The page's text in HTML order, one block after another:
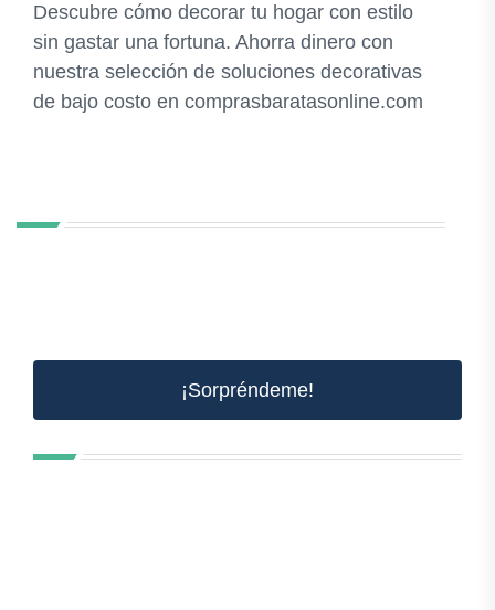
Descubre cómo decorar tu hogar con estilo
sin gastar una fortuna. Ahorra dinero con
nuestra selección de soluciones decorativas
de bajo costo en comprasbaratasonline.com
¡Sorpréndeme!